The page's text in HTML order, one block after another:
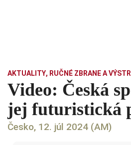
AKTUALITY, RUČNÉ ZBRANE A
Video: Česká
jej futuristická
Česko, 12. júl 2024 (AM)